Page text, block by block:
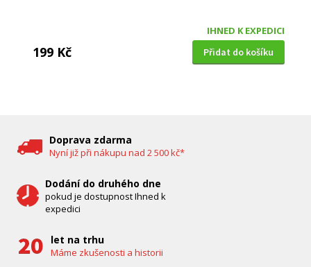
IHNED K EXPEDICI
199 Kč Přidat do košíku
Doprava zdarma
Nyní již při nákupu nad 2 500 kč*
Dodání do druhého dne
pokud je dostupnost Ihned k
expedici
let na trhu
Máme zkušenosti a historii